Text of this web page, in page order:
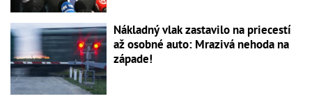
Nákladný vlak zastavilo na priecestí
až osobné auto: Mrazivá nehoda na
západe!